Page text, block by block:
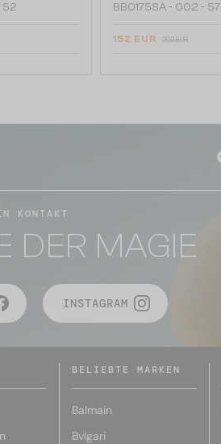
52
BB0175SA - 002 - 57
152 EUR 202 EUR
KONTAKT
DER MAGIE
INSTAGRAM
BELIEBTE MARKEN
Balmain
Bvlgari